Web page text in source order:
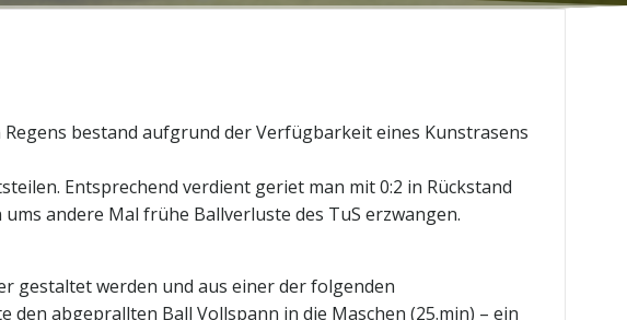
bestand aufgrund der Verfügbarkeit eines Kunstrasens
Entsprechend verdient geriet man mit 0:2 in Rückstand
andere Mal frühe Ballverluste des TuS erzwangen.
gestaltet werden und aus einer der folgenden
abgeprallten Ball Vollspann in die Maschen (25.min) – ein